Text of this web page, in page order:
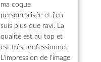
ma coque
personnalisée et j'en
suis plus que ravi. La
qualité est au top et
est très professionnel.
L'impression de l'image